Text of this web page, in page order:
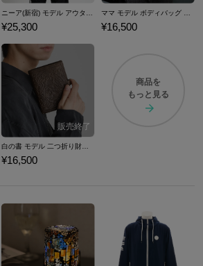
¥25,300 ¥16,500
白の書 モデル 二つ折り財布 NieR Replicant ver.1.22474487139...
¥16,500
商品を
もっと見る